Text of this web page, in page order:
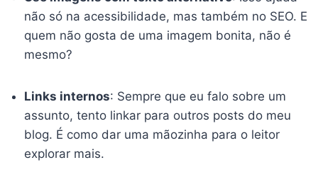
não só na acessibilidade, mas também no SEO. E
quem não gosta de uma imagem bonita, não é
mesmo?
Links internos: Sempre que eu falo sobre um
assunto, tento linkar para outros posts do meu
blog. É como dar uma mãozinha para o leitor
explorar mais.